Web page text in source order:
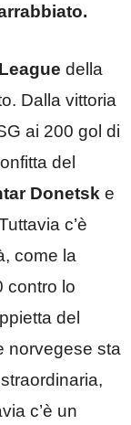
della
Dalla vittoria
ai 200 gol di
del
Donetsk e
c’è
come la
contro lo
del
norvegese sta
c’è un